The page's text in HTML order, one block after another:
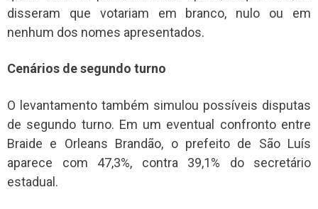
disseram que votariam em branco, nulo ou em
nenhum dos nomes apresentados.
Cenários de segundo turno
O levantamento também simulou possíveis disputas
de segundo turno. Em um eventual confronto entre
Braide e Orleans Brandão, o prefeito de São Luís
aparece com 47,3%, contra 39,1% do secretário
estadual.